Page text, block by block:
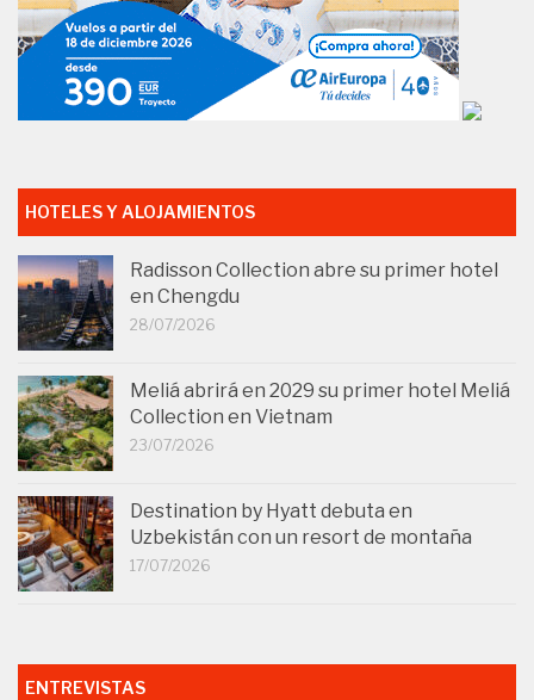
HOTELES Y ALOJAMIENTOS
Radisson Collection abre su primer hotel
en Chengdu
28/07/2026
Meliá abrirá en 2029 su primer hotel Meliá
Collection en Vietnam
23/07/2026
Destination by Hyatt debuta en
Uzbekistán con un resort de montaña
17/07/2026
ENTREVISTAS